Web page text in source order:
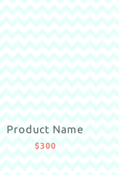
Product Name
$300